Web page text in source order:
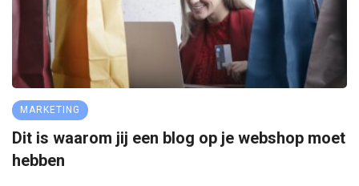
MARKETING
Dit is waarom jij een blog op je webshop moet
hebben